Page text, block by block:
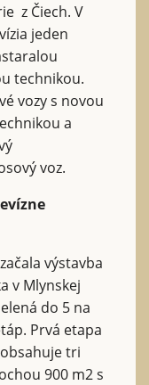
z Čiech. V
jeden
technikou.
vozy s novou
a
voz.
výstavba
v Mlynskej
do 5 na
Prvá etapa
tri
900 m2 s